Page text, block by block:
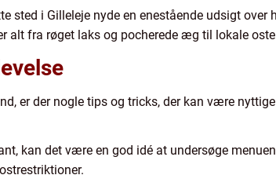
sted i Gilleleje nyde en enestående udsigt
alt fra røget laks og pocherede æg til lokale
er der nogle tips og tricks, der kan være
kan det være en god idé at undersøge